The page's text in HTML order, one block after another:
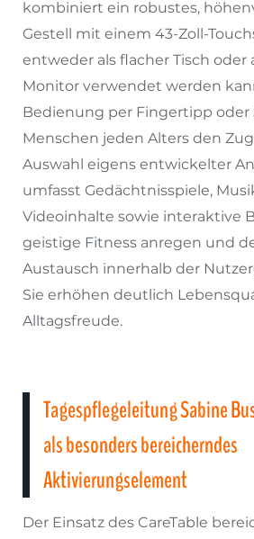
kombiniert ein robustes,
Gestell mit einem 43-Zoll-
entweder als flacher Tisch oder
Monitor verwendet werden
Bedienung per Fingertipp
Menschen jeden Alters den
Auswahl eigens entwickelter
umfasst Gedächtnisspiele,
Videoinhalte sowie interaktive
geistige Fitness anregen und
Austausch innerhalb der
Sie erhöhen deutlich
Alltagsfreude.
Tagespflegeleitung Sabine
als besonders bereicherndes
Aktivierungselement
Der Einsatz des CareTable